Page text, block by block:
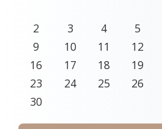
2
3 4 5
9
10 11 12
16
17 18 19
23
24 25 26
30